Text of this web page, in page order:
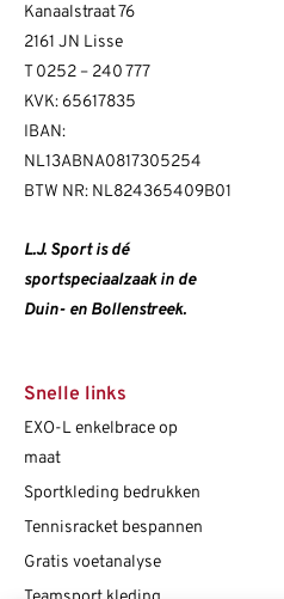
Kanaalstraat 76
2161 JN Lisse
T0252 – 240 777
KVK: 65617835
IBAN:
NL13ABNA0817305254
BTW NR: NL824365409B01
L.J. Sport is dé
sportspeciaalzaak in de
Duin- en Bollenstreek.
Snelle links
EXO-L enkelbrace op
maat
Sportkleding bedrukken
Tennisracket bespannen
Gratis voetanalyse